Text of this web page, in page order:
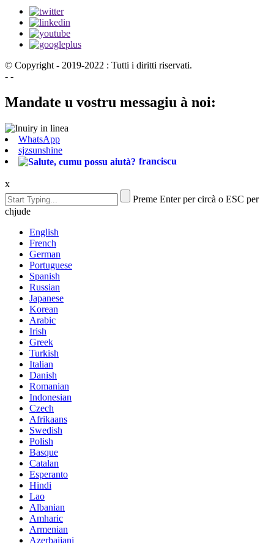
© Copyright - 2019-2022 : Tutti i diritti riservati.
- -
Mandate u vostru messagiu à noi:
WhatsApp
sjzsunshine
franciscu
x
Preme Enter per circà o ESC per
chjude
English
French
German
Portuguese
Spanish
Russian
Japanese
Korean
Arabic
Irish
Greek
Turkish
Italian
Danish
Romanian
Indonesian
Czech
Afrikaans
Swedish
Polish
Basque
Catalan
Esperanto
Hindi
Lao
Albanian
Amharic
Armenian
Azerbaijani